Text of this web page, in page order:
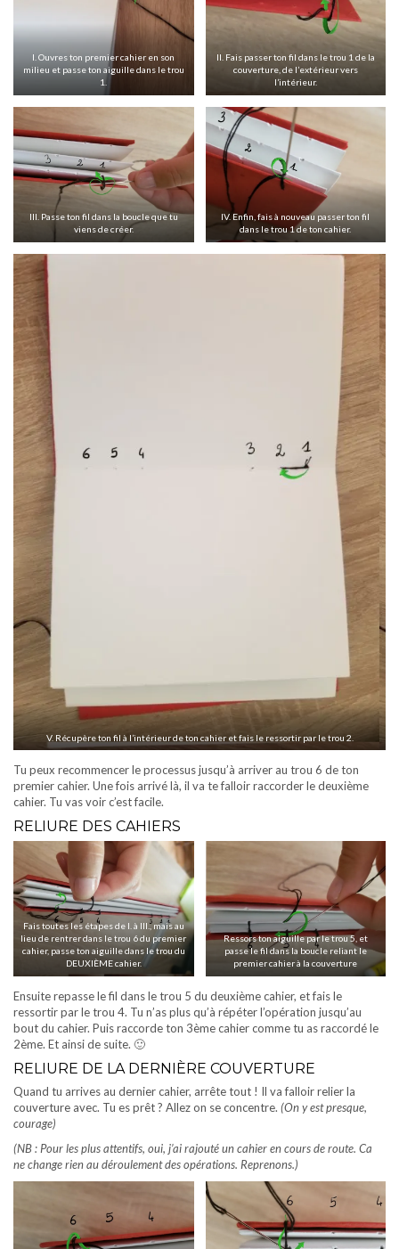
I. Ouvres ton premier cahier en son
milieu et passe ton aiguille dans le trou
1.
II. Fais passer ton fil dans le trou 1 de la
couverture, de l’extérieur vers
l’intérieur.
III. Passe ton fil dans la boucle que tu
viens de créer.
IV. Enfin, fais à nouveau passer ton fil
dans le trou 1 de ton cahier.
V. Récupère ton fil à l’intérieur de ton cahier et fais le ressortir par le trou 2.
Tu peux recommencer le processus jusqu’à arriver au trou 6 de ton
premier cahier. Une fois arrivé là, il va te falloir raccorder le deuxième
cahier. Tu vas voir c’est facile.
RELIURE DES CAHIERS
Fais toutes les étapes de I. à III., mais au
lieu de rentrer dans le trou 6 du premier
cahier, passe ton aiguille dans le trou du
DEUXIÈME cahier.
Ressors ton aiguille par le trou 5, et
passe le fil dans la boucle reliant le
premier cahier à la couverture
Ensuite repasse le fil dans le trou 5 du deuxième cahier, et fais le
ressortir par le trou 4. Tu n’as plus qu’à répéter l’opération jusqu’au
bout du cahier. Puis raccorde ton 3ème cahier comme tu as raccordé le
2ème. Et ainsi de suite. 🙂
RELIURE DE LA DERNIÈRE COUVERTURE
Quand tu arrives au dernier cahier, arrête tout ! Il va falloir relier la
couverture avec. Tu es prêt ? Allez on se concentre. (On y est presque,
courage)
(NB : Pour les plus attentifs, oui, j’ai rajouté un cahier en cours de route. Ca
ne change rien au déroulement des opérations. Reprenons.)